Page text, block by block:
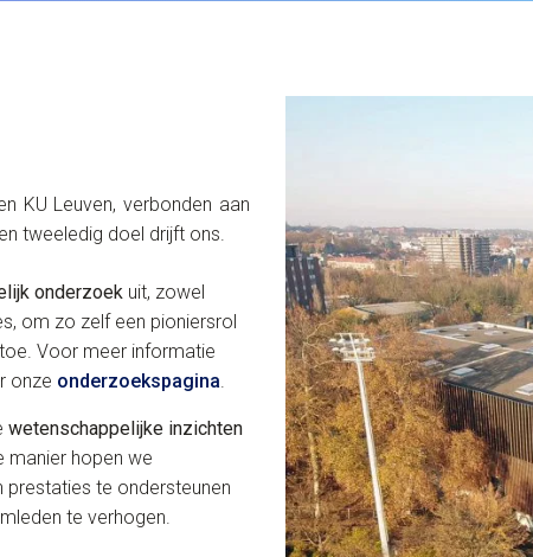
KU Leuven, verbonden aan
tweeledig doel drijft ons.
onderzoek uit, zowel
om zo zelf een pioniersrol
Voor meer informatie
onze onderzoekspagina.
wetenschappelijke inzichten
manier hopen we
te ondersteunen
te verhogen.